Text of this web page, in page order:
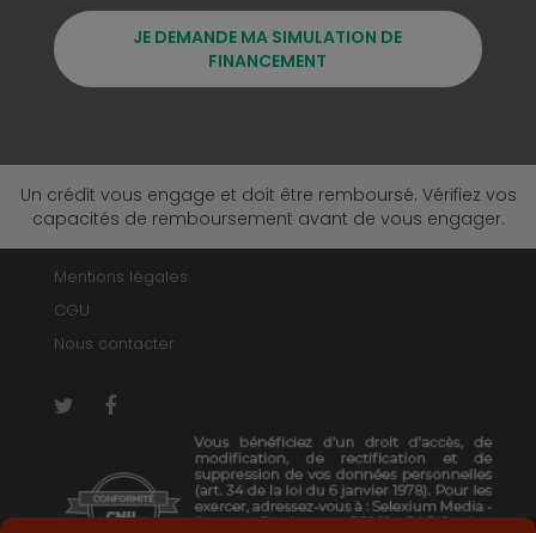
JE DEMANDE MA SIMULATION DE
FINANCEMENT
Un crédit vous engage et doit être remboursé. Vérifiez vos
capacités de remboursement avant de vous engager.
Mentions légales
CGU
Nous contacter